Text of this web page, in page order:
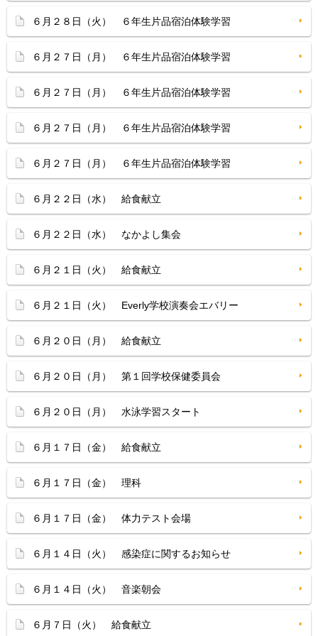
６月２８日（火） ６年生片品宿泊体験学習
６月２７日（月） ６年生片品宿泊体験学習
６月２７日（月） ６年生片品宿泊体験学習
６月２７日（月） ６年生片品宿泊体験学習
６月２７日（月） ６年生片品宿泊体験学習
６月２２日（水） 給食献立
６月２２日（水） なかよし集会
６月２１日（火） 給食献立
６月２１日（火） Everly学校演奏会エバリー
６月２０日（月） 給食献立
６月２０日（月） 第１回学校保健委員会
６月２０日（月） 水泳学習スタート
６月１７日（金） 給食献立
６月１７日（金） 理科
６月１７日（金） 体力テスト会場
６月１４日（火） 感染症に関するお知らせ
６月１４日（火） 音楽朝会
６月７日（火） 給食献立